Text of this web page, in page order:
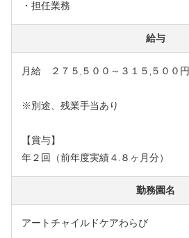
・担任業務
給与
月給 ２７５,５００～３１５,５００円
※別途、残業手当あり
【賞与】
年２回（前年度実績４.８ヶ月分）
勤務園名
アートチャイルドケアわらび